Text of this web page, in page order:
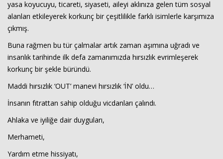
yasa koyucuyu, ticareti, siyaseti, aileyi aklınıza gelen tüm sosyal
alanları etkileyerek korkunç bir çeşitlilikle farklı isimlerle karşımıza
çıkmış.
Buna rağmen bu tür çalmalar artık zaman aşımına uğradı ve
insanlık tarihinde ilk defa zamanımızda hırsızlık evrimleşerek
korkunç bir şekle büründü.
Maddi hırsızlık ‘OUT’ manevi hırsızlık ‘İN’ oldu…
İnsanın fıtrattan sahip olduğu vicdanları çalındı.
Ahlaka ve iyiliğe dair duyguları,
Merhameti,
Yardım etme hissiyatı,